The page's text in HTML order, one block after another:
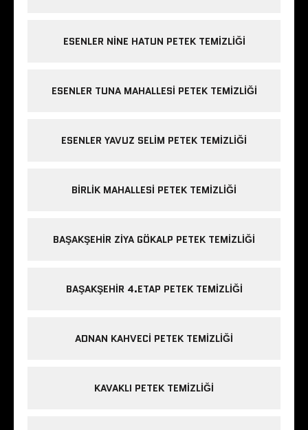
ESENLER NINE HATUN PETEK TEMIZLIĞI
ESENLER TUNA MAHALLESI PETEK TEMIZLIĞI
ESENLER YAVUZ SELIM PETEK TEMIZLIĞI
BIRLIK MAHALLESI PETEK TEMIZLIĞI
BAŞAKŞEHIR ZIYA GÖKALP PETEK TEMIZLIĞI
BAŞAKŞEHIR 4.ETAP PETEK TEMIZLIĞI
ADNAN KAHVECI PETEK TEMIZLIĞI
KAVAKLI PETEK TEMIZLIĞI